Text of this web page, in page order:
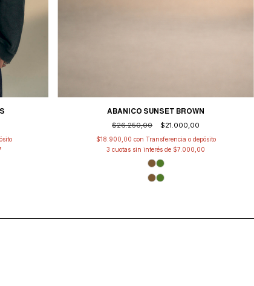
ABANICO SUNSET BROWN
$26.250,00
$21.000,00
$18.900,00 con Transferencia o depósito
3 cuotas sin interés de $7.000,00